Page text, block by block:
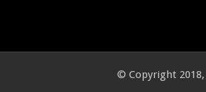
© Copyright 2018,